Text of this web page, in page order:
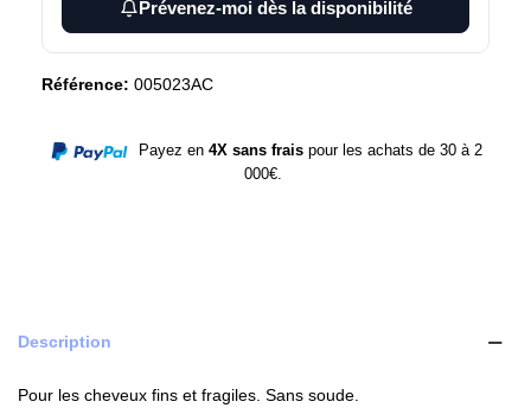
Prévenez-moi dès la disponibilité
Référence: 005023AC
Payez en 4X sans fraispour les achats de 30 à 2
000€.
Description
Pour les cheveux fins et fragiles. Sans soude.